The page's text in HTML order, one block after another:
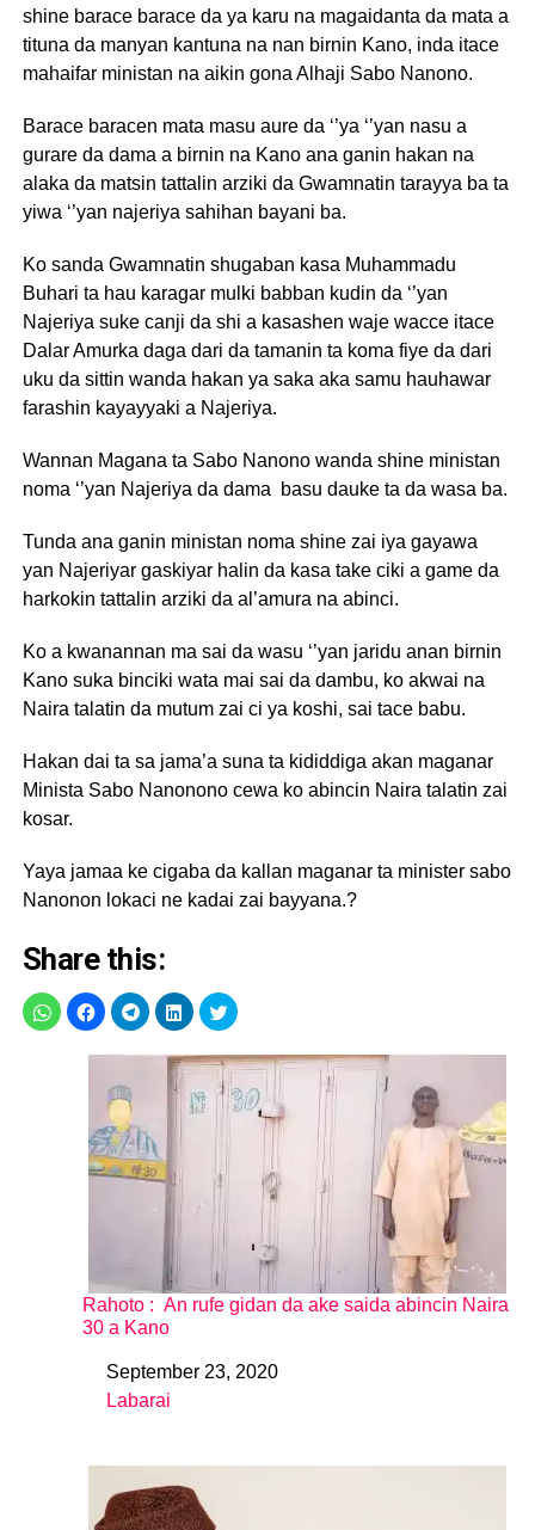
shine barace barace da ya karu na magaidanta da mata a
tituna da manyan kantuna na nan birnin Kano, inda itace
mahaifar ministan na aikin gona Alhaji Sabo Nanono.
Barace baracen mata masu aure da ‘’ya ‘’yan nasu a
gurare da dama a birnin na Kano ana ganin hakan na
alaka da matsin tattalin arziki da Gwamnatin tarayya ba ta
yiwa ‘’yan najeriya sahihan bayani ba.
Ko sanda Gwamnatin shugaban kasa Muhammadu
Buhari ta hau karagar mulki babban kudin da ‘’yan
Najeriya suke canji da shi a kasashen waje wacce itace
Dalar Amurka daga dari da tamanin ta koma fiye da dari
uku da sittin wanda hakan ya saka aka samu hauhawar
farashin kayayyaki a Najeriya.
Wannan Magana ta Sabo Nanono wanda shine ministan
noma ‘’yan Najeriya da dama basu dauke ta da wasa ba.
Tunda ana ganin ministan noma shine zai iya gayawa
yan Najeriyar gaskiyar halin da kasa take ciki a game da
harkokin tattalin arziki da al’amura na abinci.
Ko a kwanannan ma sai da wasu ‘’yan jaridu anan birnin
Kano suka binciki wata mai sai da dambu, ko akwai na
Naira talatin da mutum zai ci ya koshi, sai tace babu.
Hakan dai ta sa jama’a suna ta kididdiga akan maganar
Minista Sabo Nanonono cewa ko abincin Naira talatin zai
kosar.
Yaya jamaa ke cigaba da kallan maganar ta minister sabo
Nanonon lokaci ne kadai zai bayyana.?
Share this:
Rahoto : An rufe gidan da ake saida abincin Naira
30 a Kano
DateSeptember 23, 2020
In relation to
Labarai